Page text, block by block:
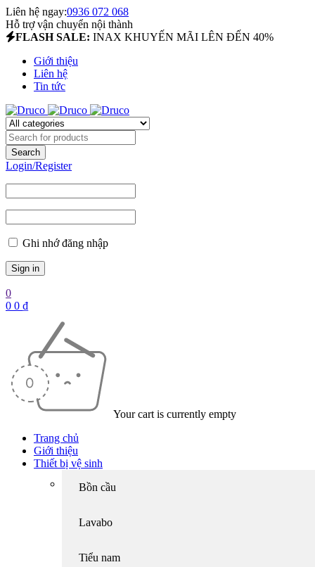
Liên hệ ngay:0936 072 068
Hỗ trợ vận chuyển nội thành
FLASH SALE: INAX KHUYẾN MÃI LÊN ĐẾN 40%
Giới thiệu
Liên hệ
Tin tức
Login/Register
Ghi nhớ đăng nhập
0
0 0 ₫
Your cart is currently empty
Trang chủ
Giới thiệu
Thiết bị vệ sinh
Bồn cầu
Lavabo
Tiểu nam